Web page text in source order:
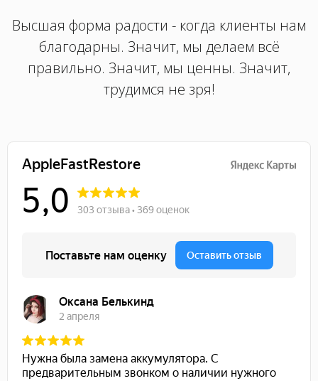
Высшая форма радости - когда клиенты нам
благодарны. Значит, мы делаем всё
правильно. Значит, мы ценны. Значит,
трудимся не зря!